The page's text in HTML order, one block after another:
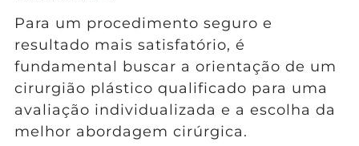
Para um procedimento seguro e
resultado mais satisfatório, é
fundamental buscar a orientação de um
cirurgião plástico qualificado para uma
avaliação individualizada e a escolha da
melhor abordagem cirúrgica.